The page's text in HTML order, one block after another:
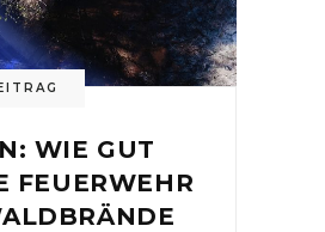
WIE GUT
FEUERWEHR